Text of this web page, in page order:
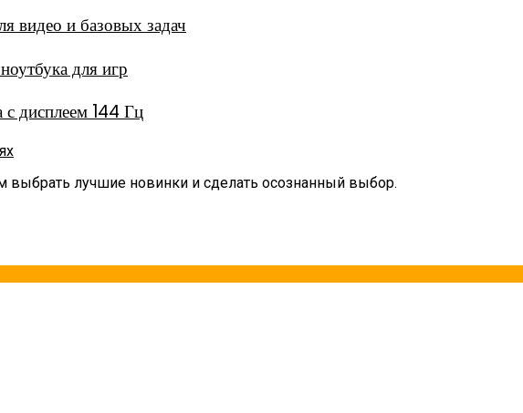
видео и базовых задач
для игр
дисплеем 144 Гц
лучшие новинки и сделать осознанный выбор.